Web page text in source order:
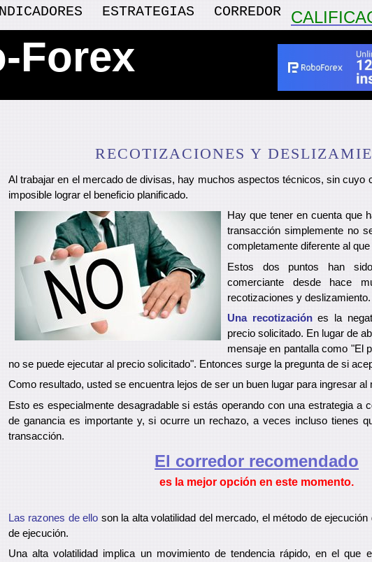
ESTRATEGIAS CORREDOR
Forex
RECOTIZACIONES Y
Al trabajar en el mercado de divisas, hay muchos aspectos técnicos, sin cuyo
imposible lograr el beneficio planificado.
Hay que tener en cuenta que
transacción simplemente no
completamente diferente al
Estos dos puntos han
comerciante desde hace
recotizaciones y deslizamiento.
Una recotizaciónes la
precio solicitado. En lugar de
mensaje en pantalla como "El
no se puede ejecutar al precio solicitado". Entonces surge la pregunta de si
Como resultado, usted se encuentra lejos de ser un buen lugar para ingresar al
Esto es especialmente desagradable si estás operando con una estrategia a
de ganancia es importante y, si ocurre un rechazo, a veces incluso tienes
transacción.
El corredor recomendado
es la mejor opción en este momento.
Las razones de ello son la alta volatilidad del mercado, el método de
de ejecución.
Una alta volatilidad implica un movimiento de tendencia rápido, en el que